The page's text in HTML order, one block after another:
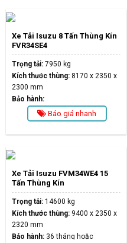
Xe Tải Isuzu 8 Tấn Thùng Kín
FVR34SE4
Trọng tải:7950 kg
Kích thước thùng:8170 x 2350 x
2300 mm
Bảo hành:
Báo giá nhanh
Xe Tải Isuzu FVM34WE4 15
Tấn Thùng Kín
Trọng tải:14600 kg
Kích thước thùng:9400 x 2350 x
2320 mm
Bảo hành: 36 tháng hoặc